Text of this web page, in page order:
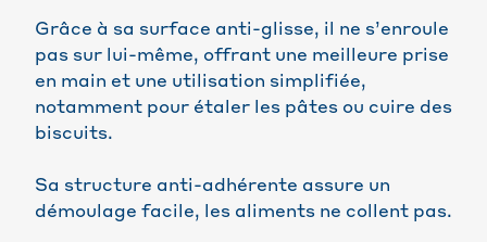
Grâce à sa surface anti-glisse, il ne s’enroule
pas sur lui-même, offrant une meilleure prise
en main et une utilisation simplifiée,
notamment pour étaler les pâtes ou cuire des
biscuits.
Sa structure anti-adhérente assure un
démoulage facile, les aliments ne collent pas.